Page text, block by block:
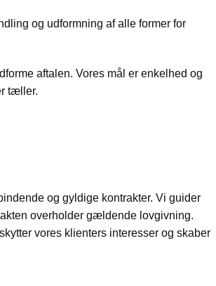
og udformning af alle former for
aftalen. Vores mål er enkelhed og
tæller.
og gyldige kontrakter. Vi guider
overholder gældende lovgivning.
vores klienters interesser og skaber